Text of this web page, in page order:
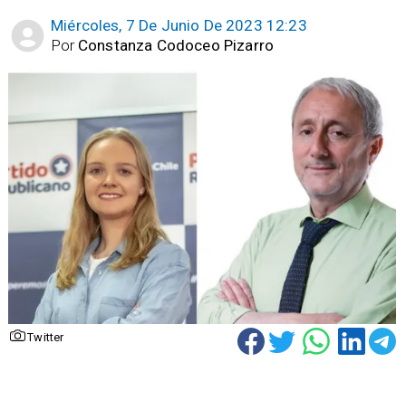
Miércoles, 7 De Junio De 2023 12:23
Constanza Codoceo Pizarro
Por
Twitter